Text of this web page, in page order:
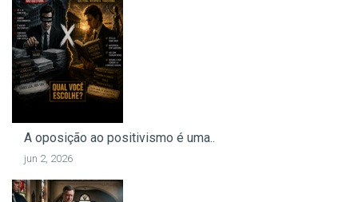
A oposição ao positivismo é uma..
jun 2, 2026